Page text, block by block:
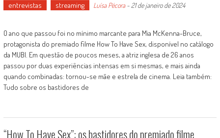
entrevistas streaming Luísa Pécora- 21 de janeiro de 2024
O ano que passou foi no mínimo marcante para Mia McKenna-Bruce,
protagonista do premiado filme How To Have Sex, disponível no catálogo
da MUBI. Em questão de poucos meses, a atriz inglesa de 26 anos
passou por duas experiências intensas em si mesmas, e mais ainda
quando combinadas: tornou-se mãe e estrela de cinema. Leia também:
Tudo sobre os bastidores de
“How To Have Sex”: os bastidores do premiado filme